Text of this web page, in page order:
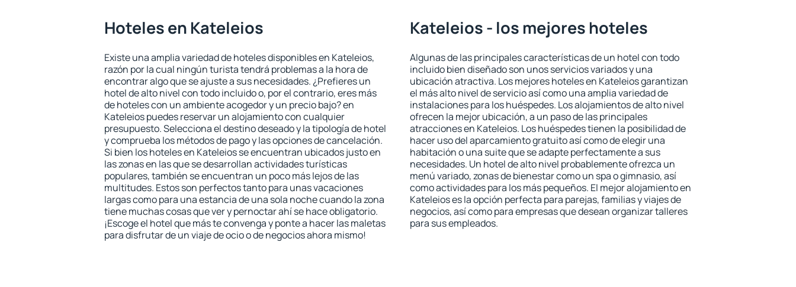
Hoteles en Kateleios
Existe una amplia variedad de hoteles disponibles en Kateleios,
razón por la cual ningún turista tendrá problemas a la hora de
encontrar algo que se ajuste a sus necesidades. ¿Prefieres un
hotel de alto nivel con todo incluido o, por el contrario, eres más
de hoteles con un ambiente acogedor y un precio bajo? en
Kateleios puedes reservar un alojamiento con cualquier
presupuesto. Selecciona el destino deseado y la tipología de hotel
y comprueba los métodos de pago y las opciones de cancelación.
Si bien los hoteles en Kateleios se encuentran ubicados justo en
las zonas en las que se desarrollan actividades turísticas
populares, también se encuentran un poco más lejos de las
multitudes. Estos son perfectos tanto para unas vacaciones
largas como para una estancia de una sola noche cuando la zona
tiene muchas cosas que ver y pernoctar ahí se hace obligatorio.
¡Escoge el hotel que más te convenga y ponte a hacer las maletas
para disfrutar de un viaje de ocio o de negocios ahora mismo!
Kateleios - los mejores hoteles
Algunas de las principales características de un hotel con todo
incluido bien diseñado son unos servicios variados y una
ubicación atractiva. Los mejores hoteles en Kateleios garantizan
el más alto nivel de servicio así como una amplia variedad de
instalaciones para los huéspedes. Los alojamientos de alto nivel
ofrecen la mejor ubicación, a un paso de las principales
atracciones en Kateleios. Los huéspedes tienen la posibilidad de
hacer uso del aparcamiento gratuito así como de elegir una
habitación o una suite que se adapte perfectamente a sus
necesidades. Un hotel de alto nivel probablemente ofrezca un
menú variado, zonas de bienestar como un spa o gimnasio, así
como actividades para los más pequeños. El mejor alojamiento en
Kateleios es la opción perfecta para parejas, familias y viajes de
negocios, así como para empresas que desean organizar talleres
para sus empleados.